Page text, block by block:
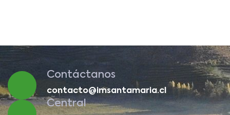
Contáctanos
contacto@imsantamaria.cl
Central